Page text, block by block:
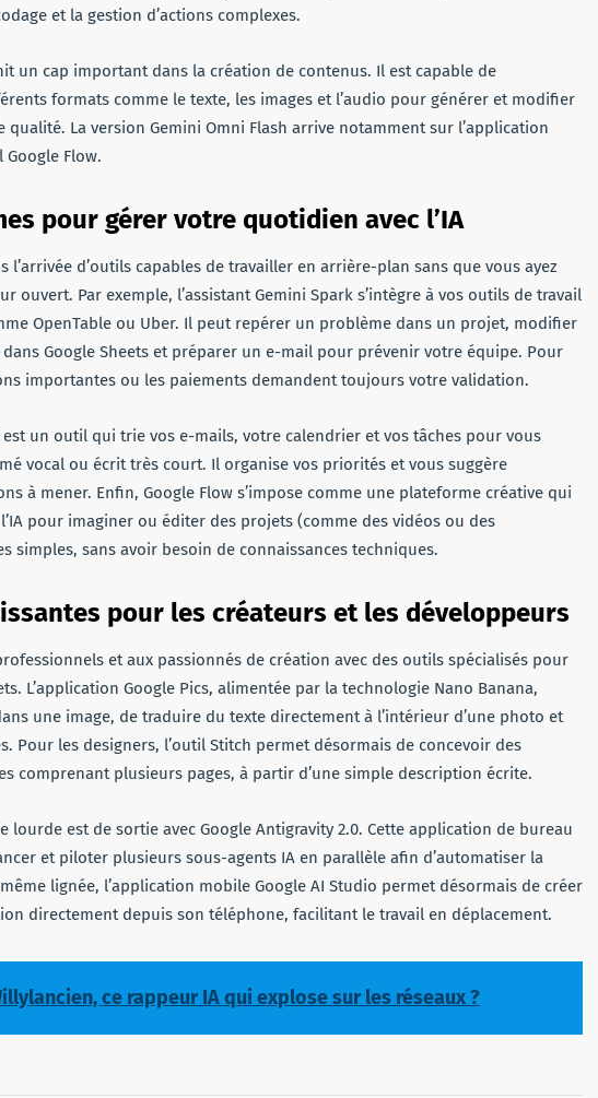
et la gestion d’actions complexes.
un cap important dans la création de contenus. Il est capable de
formats comme le texte, les images et l’audio pour générer et modifier
La version Gemini Omni Flash arrive notamment sur l’application
Google Flow.
pour gérer votre quotidien avec l’IA
l’arrivée d’outils capables de travailler en arrière-plan sans que vous ayez
ouvert. Par exemple, l’assistant Gemini Spark s’intègre à vos outils de travail
OpenTable ou Uber. Il peut repérer un problème dans un projet, modifier
Google Sheets et préparer un e-mail pour prévenir votre équipe. Pour
importantes ou les paiements demandent toujours votre validation.
un outil qui trie vos e-mails, votre calendrier et vos tâches pour vous
vocal ou écrit très court. Il organise vos priorités et vous suggère
à mener. Enfin, Google Flow s’impose comme une plateforme créative qui
pour imaginer ou éditer des projets (comme des vidéos ou des
simples, sans avoir besoin de connaissances techniques.
pour les créateurs et les développeurs
et aux passionnés de création avec des outils spécialisés pour
L’application Google Pics, alimentée par la technologie Nano Banana,
une image, de traduire du texte directement à l’intérieur d’une photo et
Pour les designers, l’outil Stitch permet désormais de concevoir des
comprenant plusieurs pages, à partir d’une simple description écrite.
lourde est de sortie avec Google Antigravity 2.0. Cette application de bureau
et piloter plusieurs sous-agents IA en parallèle afin d’automatiser la
lignée, l’application mobile Google AI Studio permet désormais de créer
directement depuis son téléphone, facilitant le travail en déplacement.
ce rappeur IA qui explose sur les réseaux ?